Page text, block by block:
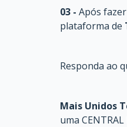
03 - Após
plataforma de
Responda ao
Mais Unidos
uma